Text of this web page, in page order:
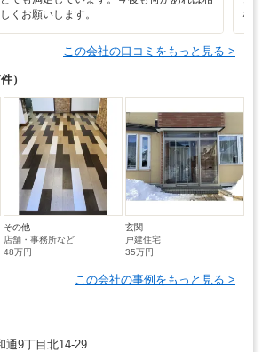
くお願いします。
な
この会社の口コミをもっと見る >
）
その他
店舗・事務所など
48万円
玄関
戸建住宅
35万円
この会社の事例をもっと見る >
9丁目北14-29